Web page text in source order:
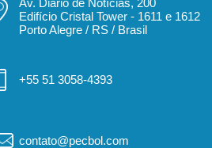
Av. Diário de Notícias, 200
Edifício Cristal Tower - 1611 e 1612
Porto Alegre / RS / Brasil
+55 51 3058-4393
contato@pecbol.com